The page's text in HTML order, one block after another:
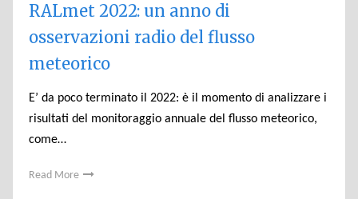
RALmet 2022: un anno di
osservazioni radio del flusso
meteorico
E’ da poco terminato il 2022: è il momento di analizzare i
risultati del monitoraggio annuale del flusso meteorico,
come…
Read More